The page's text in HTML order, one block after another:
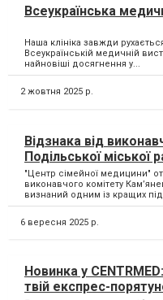
Всеукраїнська
Наша клініка завжди
Всеукраїнській медичній
найновіші досягнення у...
2 жовтня 2025 р.
Відзнака від
Подільської міської
"Центр сімейної медицини"
виконавчого комітету
визнаний одним із кращих
6 вересня 2025 р.
Новинка у
твій експрес-